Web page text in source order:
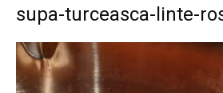
supa-turceasca-linte-